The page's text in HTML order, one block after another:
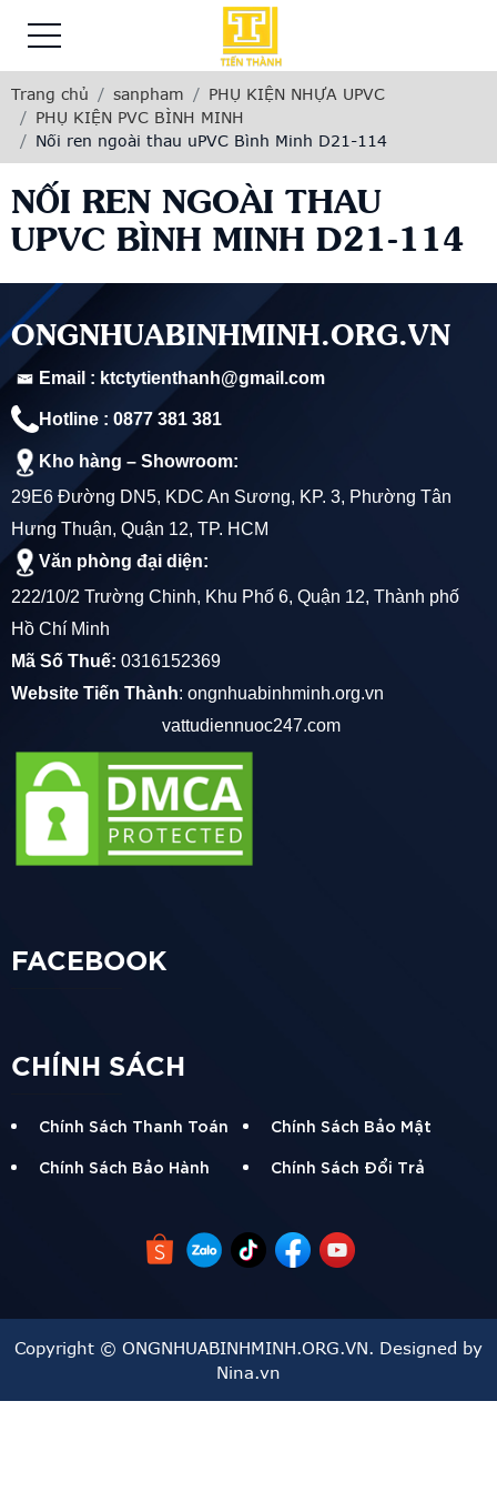
Trang chủ sanpham
PHỤ KIỆN NHỰA UPVC
PHỤ KIỆN PVC BÌNH MINH
Nối ren ngoài thau uPVC Bình Minh D21-114
NỐI REN NGOÀI THAU
UPVC BÌNH MINH D21-114
ONGNHUABINHMINH.ORG.VN
Email : ktctytienthanh@gmail.com
Hotline : 0877 381 381
Kho hàng – Showroom:
29E6 Đường DN5, KDC An Sương, KP. 3, Phường Tân
Hưng Thuận, Quận 12, TP. HCM
Văn phòng đại diện:
222/10/2 Trường Chinh, Khu Phố 6, Quận 12, Thành phố
Hồ Chí Minh
Mã Số Thuế: 0316152369
Website Tiến Thành: ongnhuabinhminh.org.vn
vattudiennuoc247.com
FACEBOOK
CHÍNH SÁCH
Chính Sách Thanh Toán
Chính Sách Bảo Mật
Chính Sách Bảo Hành
Chính Sách Đổi Trả
Copyright © ONGNHUABINHMINH.ORG.VN. Designed by
Nina.vn